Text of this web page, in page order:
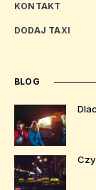
KONTAKT
DODAJ TAXI
BLOG